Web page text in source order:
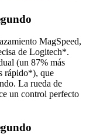
MagSpeed,
de Logitech*.
(un 87% más
rápido*), que
La rueda de
un control perfecto